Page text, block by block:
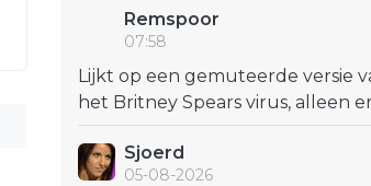
Remspoor
07:58
Lijkt op een gemuteerde versie
het Britney Spears virus, alleen
Sjoerd
05-08-2026